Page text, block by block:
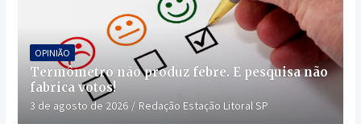
OPINIÃO
Termômetro não produz febre. E pesquisa não
fabrica votos!
3 de agosto de 2026 Redação Estação Litoral SP